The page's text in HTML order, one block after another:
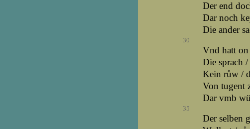
Der end
Dar noch
Die ander
30
Vnd hatt
Die sprach
Kein růw /
Von tugent
Dar vmb
35
Der selben